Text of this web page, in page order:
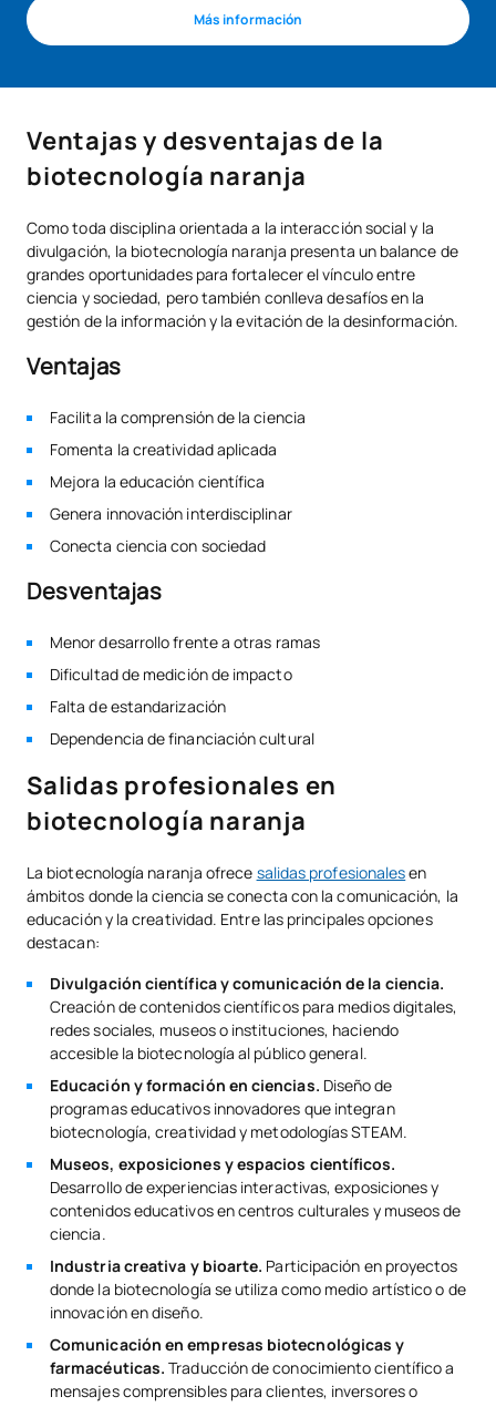
Más información
Ventajas y desventajas de la
biotecnología naranja
Como toda disciplina orientada a la interacción social y la
divulgación, la biotecnología naranja presenta un balance de
grandes oportunidades para fortalecer el vínculo entre
ciencia y sociedad, pero también conlleva desafíos en la
gestión de la información y la evitación de la desinformación.
Ventajas
Facilita la comprensión de la ciencia
Fomenta la creatividad aplicada
Mejora la educación científica
Genera innovación interdisciplinar
Conecta ciencia con sociedad
Desventajas
Menor desarrollo frente a otras ramas
Dificultad de medición de impacto
Falta de estandarización
Dependencia de financiación cultural
Salidas profesionales en
biotecnología naranja
La biotecnología naranja ofrece salidas profesionalesen
ámbitos donde la ciencia se conecta con la comunicación, la
educación y la creatividad. Entre las principales opciones
destacan:
Divulgación científica y comunicación de la ciencia.
Creación de contenidos científicos para medios digitales,
redes sociales, museos o instituciones, haciendo
accesible la biotecnología al público general.
Educación y formación en ciencias. Diseño de
programas educativos innovadores que integran
biotecnología, creatividad y metodologías STEAM.
Museos, exposiciones y espacios científicos.
Desarrollo de experiencias interactivas, exposiciones y
contenidos educativos en centros culturales y museos de
ciencia.
Industria creativa y bioarte. Participación en proyectos
donde la biotecnología se utiliza como medio artístico o de
innovación en diseño.
Comunicación en empresas biotecnológicas y
farmacéuticas.Traducción de conocimiento científico a
mensajes comprensibles para clientes, inversores o